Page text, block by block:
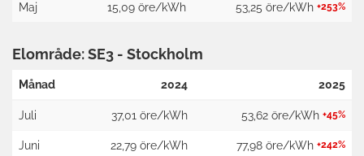
Maj 15,09 öre/kWh 53,25 öre/kWh +253%
Elområde: SE3 - Stockholm
Månad 2024 2025
Juli 37,01 öre/kWh 53,62 öre/kWh +45%
Juni 22,79 öre/kWh 77,98 öre/kWh +242%